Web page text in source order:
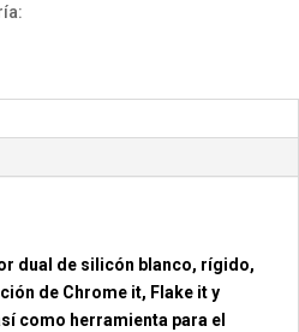
dual de silicón blanco, rígido,
de Chrome it, Flake it y
como herramienta para el